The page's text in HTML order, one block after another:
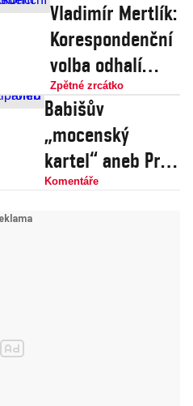
Vladimír Mertlík:
Korespondenční
volba odhalí
háček – kde
končí vlastenec
a začíná nácek!
Zpětné zrcátko
Babišův
„mocenský
kartel“ aneb Proč
ANO nemůže
Komentáře